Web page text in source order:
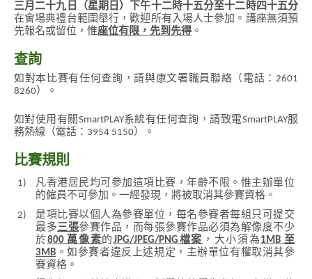
三月二十九日（星期日）下午十二時十五分至十二時四十五分
在會場典禮台範圍舉行，歡迎所有入場人士參加。講座無須預
先報名或留位，惟座位有限，先到先得 。
查詢
如對本比賽有任何查詢，請與康文署職員聯絡（電話：2601
8260）。
如對使用有關SmartPLAY系統有任何查詢，請致電SmartPLAY服
務熱線（電話：3954 5150）。
比賽規則
1)
凡香港居民均可參加這項比賽，年齡不限。惟主辦單位
的僱員不可參加。一經發現，將被取消其參賽資格。
2)
是項比賽以個人為參賽單位，每名參賽者每組只可提交
最多三張參賽作品，而每張參賽作品必須為解像度不少
於 800 萬像素 的JPG/JPEG/PNG檔案 ，大小須為 1MB 至
3MB 。如參賽者違反上述規定，主辦單位有權取消其參
賽資格。